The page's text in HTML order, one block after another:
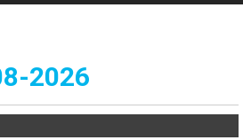
2026